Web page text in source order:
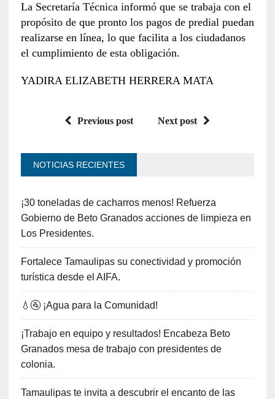
La Secretaría Técnica informó que se trabaja con el
propósito de que pronto los pagos de predial puedan
realizarse en línea, lo que facilita a los ciudadanos
el cumplimiento de esta obligación.
YADIRA ELIZABETH HERRERA MATA
Previous post Next post
NOTICIAS RECIENTES
¡30 toneladas de cacharros menos! Refuerza
Gobierno de Beto Granados acciones de limpieza en
Los Presidentes.
Fortalece Tamaulipas su conectividad y promoción
turística desde el AIFA.
💧🚰 ¡Agua para la Comunidad!
¡Trabajo en equipo y resultados! Encabeza Beto
Granados mesa de trabajo con presidentes de
colonia.
Tamaulipas te invita a descubrir el encanto de las